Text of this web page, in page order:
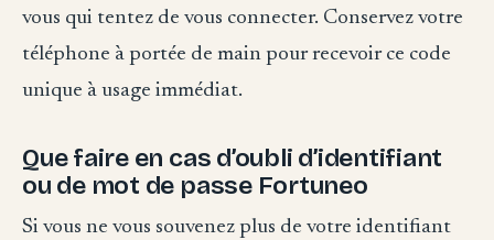
vous qui tentez de vous connecter. Conservez votre
téléphone à portée de main pour recevoir ce code
unique à usage immédiat.
Que faire en cas d’oubli d’identifiant
ou de mot de passe Fortuneo
Si vous ne vous souvenez plus de votre identifiant